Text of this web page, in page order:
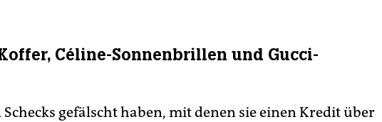
Céline-Sonnenbrillen und Gucci-
gefälscht haben, mit denen sie einen Kredit über